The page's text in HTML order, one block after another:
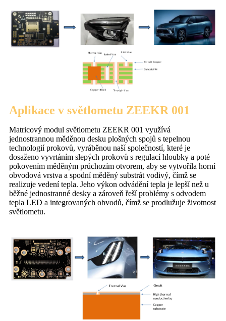
Aplikace v světlometu ZEEKR 001
Matricový modul světlometu ZEEKR 001 využívá
jednostrannou měděnou desku plošných spojů s tepelnou
technologií prokovů, vyráběnou naší společností, které je
dosaženo vyvrtáním slepých prokovů s regulací hloubky a poté
pokovením měděným průchozím otvorem, aby se vytvořila horní
obvodová vrstva a spodní měděný substrát vodivý, čímž se
realizuje vedení tepla. Jeho výkon odvádění tepla je lepší než u
běžné jednostranné desky a zároveň řeší problémy s odvodem
tepla LED a integrovaných obvodů, čímž se prodlužuje životnost
světlometu.